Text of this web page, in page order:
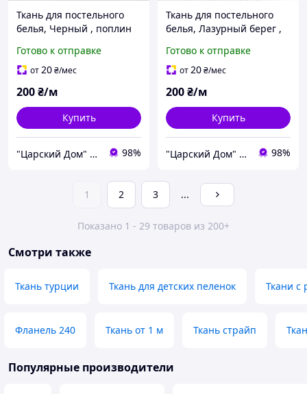
Ткань для постельного
белья, Черный , поплин
Готово к отправке
от20₴/мес
200₴/м
Купить
"Царский Дом" - производитель постельного белья из натуральных тканей 98%
Ткань для постельного
белья, Лазурный берег ,
Турция № 60
Готово к отправке
от20₴/мес
200₴/м
Купить
"Царский Дом" - производитель постельного белья из натуральных тканей 98%
1 2 3 ...
Показано 1 - 29 товаров из 200+
Смотри также
Ткань турции Ткань для детских пеленок Ткани с
Фланель 240 Ткань от 1 м Ткань страйп
Популярные производители